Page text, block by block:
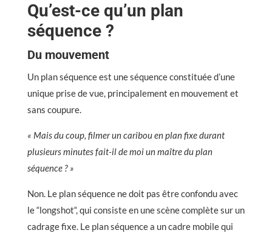
Qu’est-ce qu’un plan
séquence ?
Du mouvement
Un plan séquence est une séquence constituée d’une
unique prise de vue, principalement en mouvement et
sans coupure.
« Mais du coup, filmer un caribou en plan fixe durant
plusieurs minutes fait-il de moi un maître du plan
séquence ? »
Non. Le plan séquence ne doit pas être confondu avec
le “longshot“, qui consiste en une scène complète sur un
cadrage fixe. Le plan séquence a un cadre mobile qui